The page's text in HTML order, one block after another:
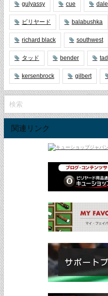
gulyassy cue
ビリヤード balabushka
richard black southwest
タッド bender tad
kersenbrock gilbert
関連リンク